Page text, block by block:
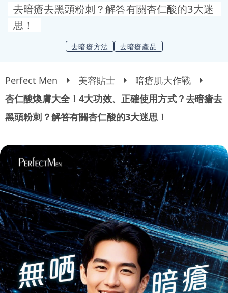
去暗瘡去黑頭粉刺？解答有關杏仁酸的3大迷
思！
去暗瘡方法 去暗瘡產品
Perfect Men 美容貼士
暗瘡肌大作戰
杏仁酸煥膚大全！4大功效、正確使用方式？去暗瘡去
黑頭粉刺？解答有關杏仁酸的3大迷思！